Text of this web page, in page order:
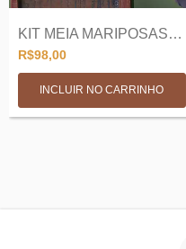
KIT MEIA MARIPOSAS - MARINA ALBERTONI
R$98,00
INCLUIR NO CARRINHO